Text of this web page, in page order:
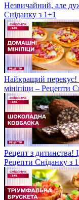
Незвичайний, але
Сніданку з 1+1
Найкращий перекус!
мініпіци – Рецепти
Рецепт з дитинства!
Рецепти Сніданку з